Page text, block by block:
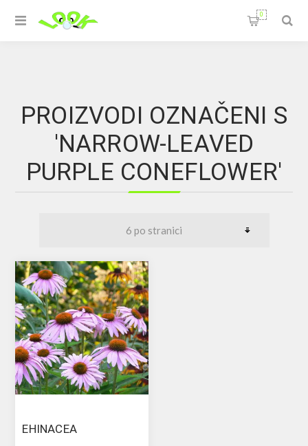
0
PROIZVODI OZNAČENI S
'NARROW-LEAVED
PURPLE CONEFLOWER'
EHINACEA